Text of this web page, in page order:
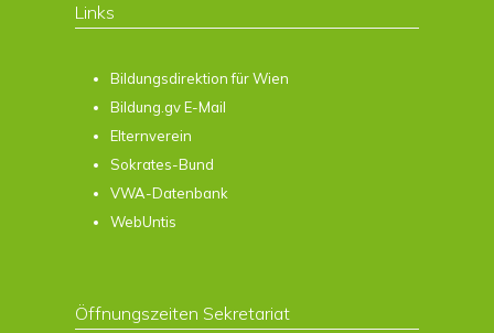
Links
Bildungsdirektion für Wien
Bildung.gv E-Mail
Elternverein
Sokrates-Bund
VWA-Datenbank
WebUntis
Öffnungszeiten Sekretariat